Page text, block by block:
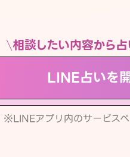
相談したい内容から
LINE占いを
※LINEアプリ内のサービス